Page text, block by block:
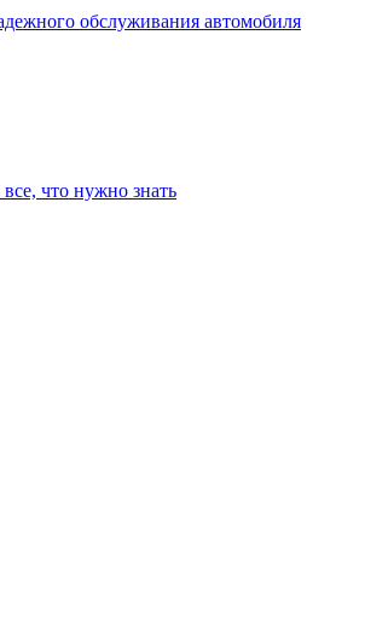
обслуживания автомобиля
что нужно знать